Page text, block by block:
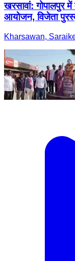
खरसावां: गोपालपुर में
आयोजन, विजेता
Kharsawan,